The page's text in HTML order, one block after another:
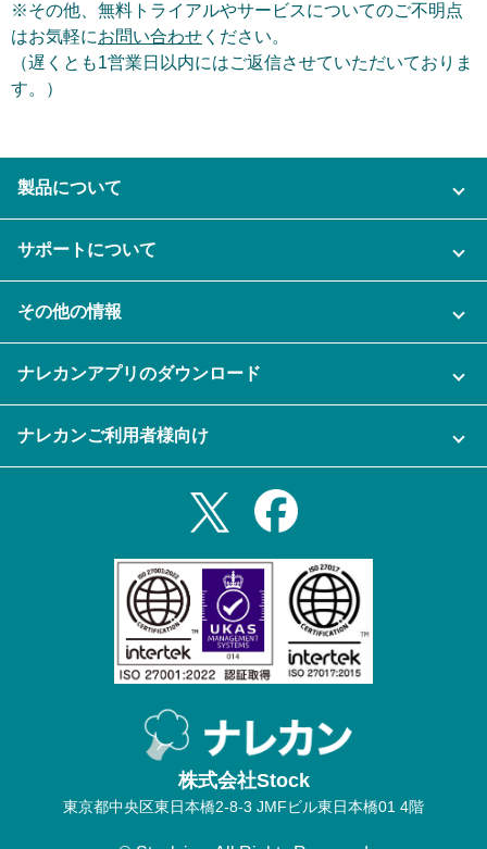
※その他、無料トライアルやサービスについてのご不明点
はお気軽にお問い合わせ ください。
（遅くとも1営業日以内にはご返信させていただいておりま
す。）
製品について
ご利用企業様の声
セキュリティ
資料をダウンロードする
メール自動転送機能
ナレカンの紹介動画
サポートについて
充実サポート
その他の情報
セミナー一覧
プライバシーポリシー
ナレカンアプリのダウンロード
Androidタブレットアプリ
ナレカンご利用者様向け
株式会社Stock
東京都中央区東日本橋2-8-3 JMFビル東日本橋01 4階